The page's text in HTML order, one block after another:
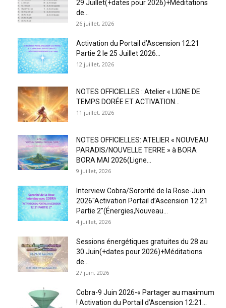
29 Juillet(+dates pour 2026)+Méditations
de...
26 juillet, 2026
Activation du Portail d’Ascension 12:21
Partie 2 le 25 Juillet 2026...
12 juillet, 2026
NOTES OFFICIELLES : Atelier « LIGNE DE
TEMPS DORÉE ET ACTIVATION...
11 juillet, 2026
NOTES OFFICIELLES: ATELIER « NOUVEAU
PARADIS/NOUVELLE TERRE » à BORA
BORA MAI 2026(Ligne...
9 juillet, 2026
Interview Cobra/Sororité de la Rose-Juin
2026″Activation Portail d’Ascension 12:21
Partie 2″(Énergies,Nouveau...
4 juillet, 2026
Sessions énergétiques gratuites du 28 au
30 Juin(+dates pour 2026)+Méditations
de...
27 juin, 2026
Cobra-9 Juin 2026-« Partager au maximum
! Activation du Portail d’Ascension 12:21...